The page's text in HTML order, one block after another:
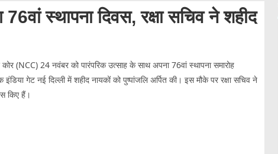
स्थापना दिवस, रक्षा सचिव ने शहीद
(NCC) 24 नवंबर को पारंपरिक उत्साह के साथ अपना 76वां स्थापना समारोह
गेट नई दिल्ली में शहीद नायकों को पुष्पांजलि अर्पित की। इस मौके पर रक्षा सचिव ने
किए हैं।